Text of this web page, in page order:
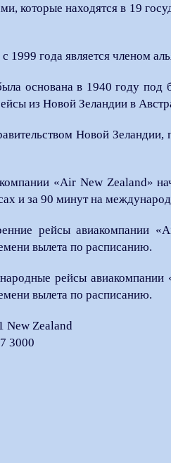
которые находятся в 19
года является членом
основана в 1940 году
из Новой Зеландии в
Новой
«Air New Zealand»
и за 90 минут на
рейсы авиакомпании
вылета по расписанию.
рейсы
вылета по расписанию.
New Zealand
3000